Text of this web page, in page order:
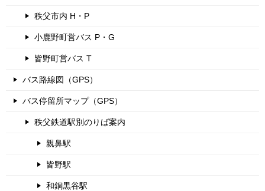
秩父市内 H・P
小鹿野町営バス P・G
皆野町営バス T
バス路線図（GPS）
バス停留所マップ（GPS）
秩父鉄道駅別のりば案内
親鼻駅
皆野駅
和銅黒谷駅